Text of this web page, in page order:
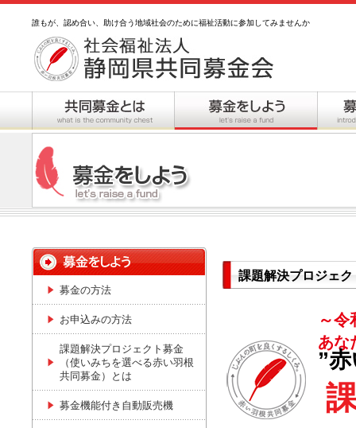
誰もが、認め合い、助け合う地域社会のために福祉活動に参加してみませんか
課題解決プロジェ
～
あな
”
募金の方法
お申込みの方法
課題解決プロジェクト募金
（使いみちを選べる赤い羽根
共同募金）とは
募金機能付き自動販売機